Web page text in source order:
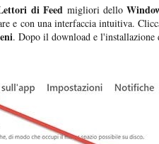
di Feed migliori dello
e con una interfaccia intuitiva.
. Dopo il download e l'installazione